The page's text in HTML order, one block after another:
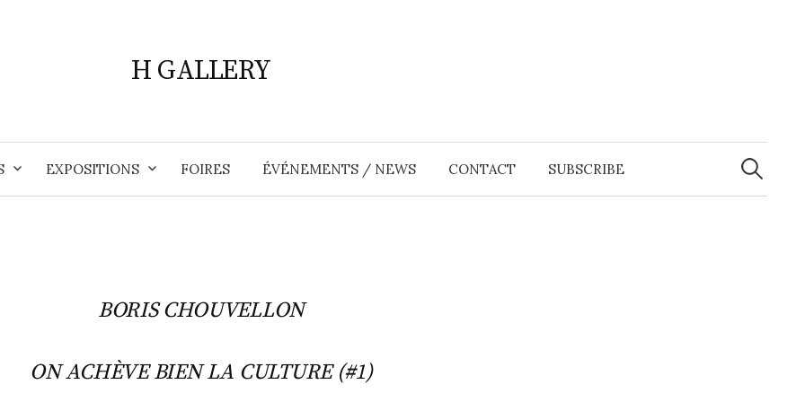
H GALLERY
EXPOSITIONS FOIRES ÉVÉNEMENTS / NEWS CONTACT SUBSCRIBE
Search
for:
BORIS CHOUVELLON
ON ACHÈVE BIEN LA CULTURE (#1)